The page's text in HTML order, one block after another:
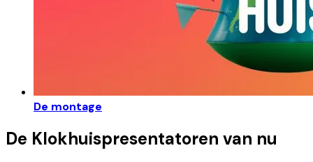
De montage
De Klokhuispresentatoren van nu